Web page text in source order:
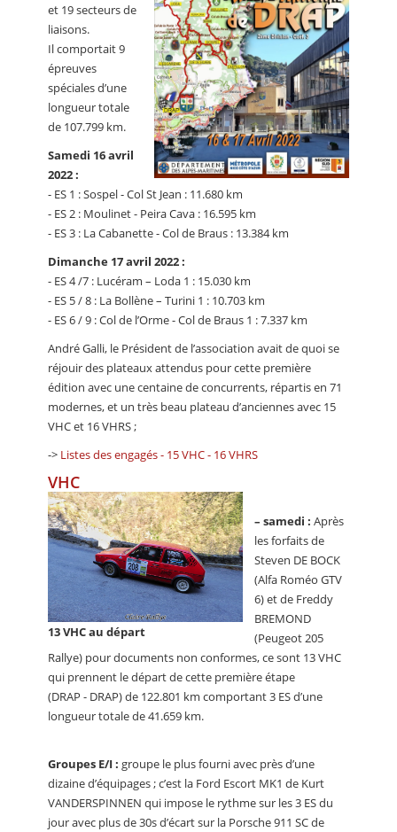
et 19 secteurs de
liaisons.
Il comportait 9
épreuves
spéciales d’une
longueur totale
de 107.799 km.
Samedi 16 avril
2022 :
- ES 1 : Sospel - Col St Jean : 11.680 km
- ES 2 : Moulinet - Peira Cava : 16.595 km
- ES 3 : La Cabanette - Col de Braus : 13.384 km
Dimanche 17 avril 2022 :
- ES 4 /7 : Lucéram – Loda 1 : 15.030 km
- ES 5 / 8 : La Bollène – Turini 1 : 10.703 km
- ES 6 / 9 : Col de l’Orme - Col de Braus 1 : 7.337 km
André Galli, le Président de l’association avait de quoi se
réjouir des plateaux attendus pour cette première
édition avec une centaine de concurrents, répartis en 71
modernes, et un très beau plateau d’anciennes avec 15
VHC et 16 VHRS ;
-> Listes des engagés - 15 VHC - 16 VHRS
VHC
13 VHC au départ
– samedi : Après
les forfaits de
Steven DE BOCK
(Alfa Roméo GTV
6) et de Freddy
BREMOND
(Peugeot 205
Rallye) pour documents non conformes, ce sont 13 VHC
qui prennent le départ de cette première étape
(DRAP - DRAP) de 122.801 km comportant 3 ES d’une
longueur totale de 41.659 km.
Groupes E/I : groupe le plus fourni avec près d’une
dizaine d’équipages ; c’est la Ford Escort MK1 de Kurt
VANDERSPINNEN qui impose le rythme sur les 3 ES du
jour avec plus de 30s d’écart sur la Porsche 911 SC de